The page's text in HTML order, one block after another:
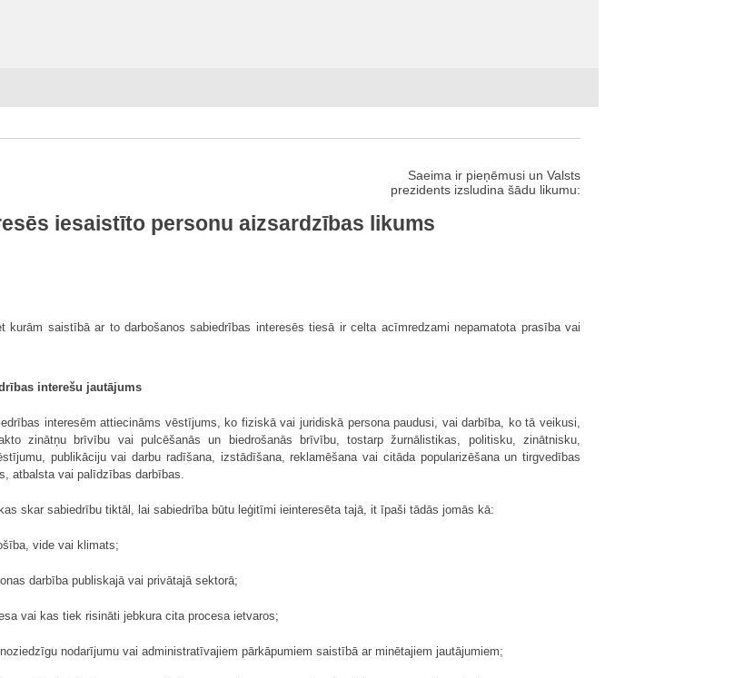
Saeima ir pieņēmusi un Valsts
prezidents izsludina šādu likumu:
iesaistīto personu aizsardzības likums
kurām saistībā ar to darbošanos sabiedrības interesēs tiesā ir celta acīmredzami nepamatota prasība vai
interešu jautājums
interesēm attiecināms vēstījums, ko fiziskā vai juridiskā persona paudusi, vai darbība, ko tā veikusi,
zinātņu brīvību vai pulcēšanās un biedrošanās brīvību, tostarp žurnālistikas, politisku, zinātnisku,
publikāciju vai darbu radīšana, izstādīšana, reklamēšana vai citāda popularizēšana un tirgvedības
atbalsta vai palīdzības darbības.
skar sabiedrību tiktāl, lai sabiedrība būtu leģitīmi ieinteresēta tajā, it īpaši tādās jomās kā:
vide vai klimats;
darbība publiskajā vai privātajā sektorā;
vai kas tiek risināti jebkura cita procesa ietvaros;
nodarījumu vai administratīvajiem pārkāpumiem saistībā ar minētajiem jautājumiem;